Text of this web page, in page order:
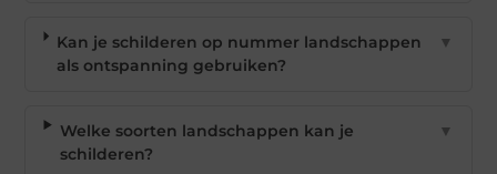
Kan je schilderen op nummer landschappen
als ontspanning gebruiken?
▼
Welke soorten landschappen kan je
schilderen?
▼